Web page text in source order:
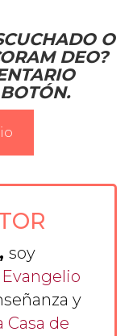
O
DEO?
soy
y
Casa de